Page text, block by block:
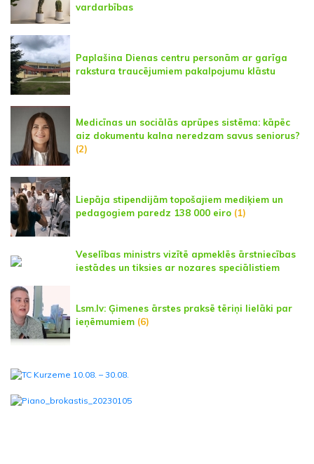
vardarbības
Paplašina Dienas centru personām ar garīga
rakstura traucējumiem pakalpojumu klāstu
Medicīnas un sociālās aprūpes sistēma: kāpēc
aiz dokumentu kalna neredzam savus seniorus?
(2)
Liepāja stipendijām topošajiem mediķiem un
pedagogiem paredz 138 000 eiro (1)
Veselības ministrs vizītē apmeklēs ārstniecības
iestādes un tiksies ar nozares speciālistiem
Lsm.lv: Ģimenes ārstes praksē tēriņi lielāki par
ieņēmumiem (6)